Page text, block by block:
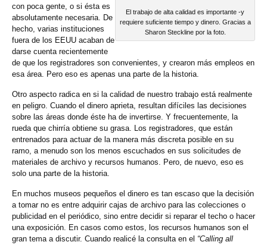
El trabajo de alta calidad es importante -y
requiere suficiente tiempo y dinero. Gracias a
Sharon Steckline por la foto.
con poca gente, o si ésta es
absolutamente necesaria. De
hecho, varias instituciones
fuera de los EEUU acaban de
darse cuenta recientemente
de que los registradores son convenientes, y crearon más empleos en
esa área. Pero eso es apenas una parte de la historia.
Otro aspecto radica en si la calidad de nuestro trabajo está realmente
en peligro. Cuando el dinero aprieta, resultan difíciles las decisiones
sobre las áreas donde éste ha de invertirse. Y frecuentemente, la
rueda que chirría obtiene su grasa. Los registradores, que están
entrenados para actuar de la manera más discreta posible en su
ramo, a menudo son los menos escuchados en sus solicitudes de
materiales de archivo y recursos humanos. Pero, de nuevo, eso es
solo una parte de la historia.
En muchos museos pequeños el dinero es tan escaso que la decisión
a tomar no es entre adquirir cajas de archivo para las colecciones o
publicidad en el periódico, sino entre decidir si reparar el techo o hacer
una exposición. En casos como estos, los recursos humanos son el
gran tema a discutir. Cuando realicé la consulta en el “Calling all